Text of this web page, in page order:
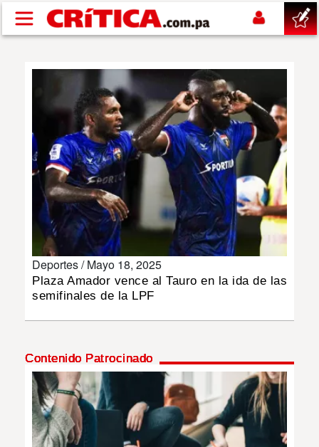
Pasar al contenido principal
NACIONAL
POLÍTICA
SHOW
DEPORTES
MULTIMEDIA
IMPRESO
Deportes /Mayo 18, 2025
Plaza Amador vence al Tauro en la ida de las
semifinales de la LPF
Contenido Patrocinado